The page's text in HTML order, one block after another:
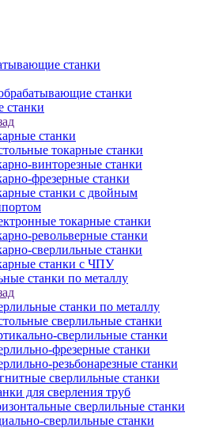
станки
станки
станки
станки
токарные станки
винторезные станки
фрезерные станки
станки с двойным
токарные станки
револьверные станки
сверлильные станки
станки с ЧПУ
станки по металлу
станки по металлу
сверлильные станки
сверлильные станки
фрезерные станки
резьбонарезные станки
сверлильные станки
для сверления труб
сверлильные станки
сверлильные станки